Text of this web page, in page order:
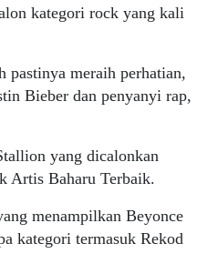
kategori rock yang kali
meraih perhatian,
Bieber dan penyanyi rap,
yang dicalonkan
Artis Baharu Terbaik.
menampilkan Beyonce
kategori termasuk Rekod